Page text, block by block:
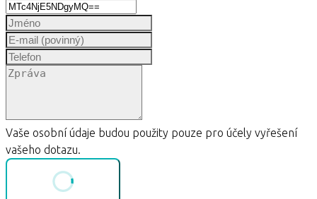
Vaše osobní údaje budou použity pouze pro účely vyřešení
vašeho dotazu.